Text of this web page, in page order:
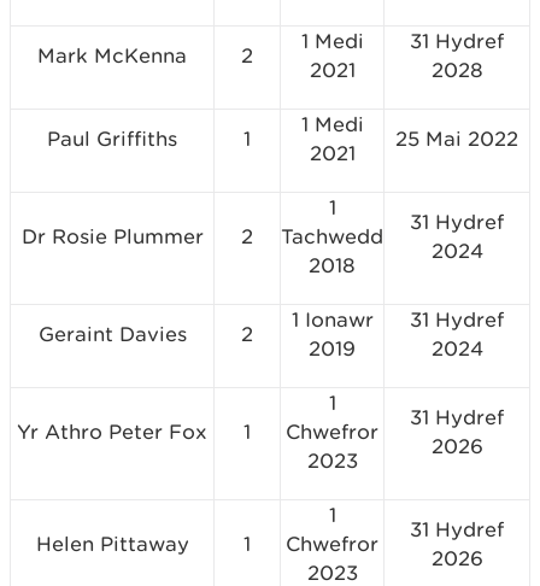
Mark McKenna 2
1 Medi
2021
31 Hydref
2028
Paul Griffiths 1
1 Medi
2021
25 Mai 2022
Dr Rosie Plummer 2
1
Tachwedd
2018
31 Hydref
2024
Geraint Davies 2
1 Ionawr
2019
31 Hydref
2024
Yr Athro Peter Fox 1
1
Chwefror
2023
31 Hydref
2026
Helen Pittaway 1
1
Chwefror
2023
31 Hydref
2026